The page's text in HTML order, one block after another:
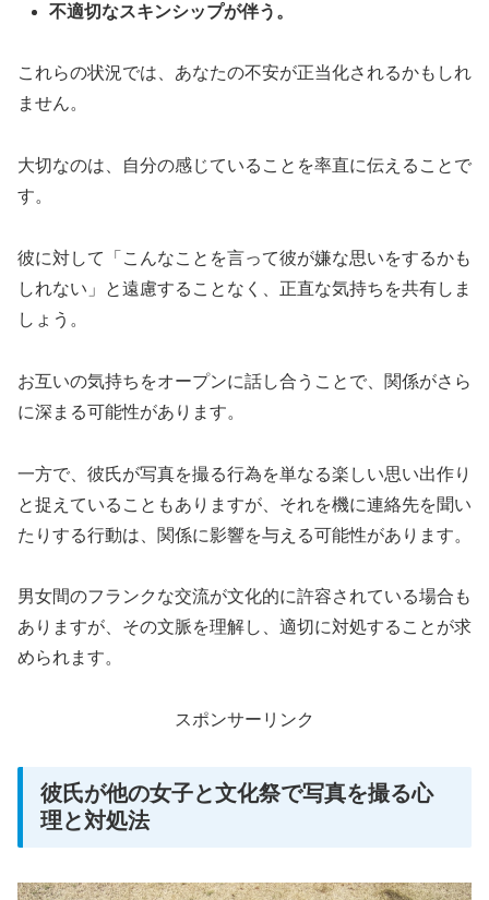
不適切なスキンシップが伴う。
これらの状況では、あなたの不安が正当化されるかもしれ
ません。
大切なのは、自分の感じていることを率直に伝えることで
す。
彼に対して「こんなことを言って彼が嫌な思いをするかも
しれない」と遠慮することなく、正直な気持ちを共有しま
しょう。
お互いの気持ちをオープンに話し合うことで、関係がさら
に深まる可能性があります。
一方で、彼氏が写真を撮る行為を単なる楽しい思い出作り
と捉えていることもありますが、それを機に連絡先を聞い
たりする行動は、関係に影響を与える可能性があります。
男女間のフランクな交流が文化的に許容されている場合も
ありますが、その文脈を理解し、適切に対処することが求
められます。
スポンサーリンク
彼氏が他の女子と文化祭で写真を撮る心
理と対処法